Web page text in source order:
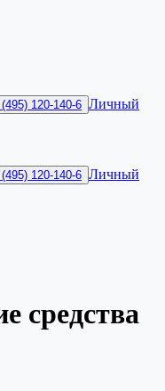
120-140-6 Личный
120-140-6 Личный
средства